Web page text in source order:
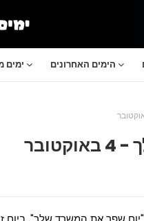
ימים הימים האחרונים